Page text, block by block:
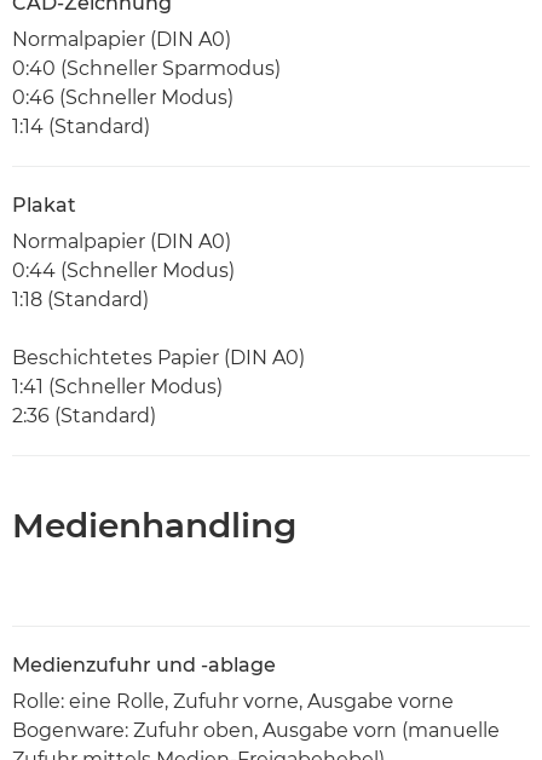
Normalpapier (DIN A0)
0:40 (Schneller Sparmodus)
0:46 (Schneller Modus)
1:14 (Standard)
Plakat
Normalpapier (DIN A0)
0:44 (Schneller Modus)
1:18 (Standard)
Beschichtetes Papier (DIN A0)
1:41 (Schneller Modus)
2:36 (Standard)
Medienhandling
Medienzufuhr und -ablage
Rolle: eine Rolle, Zufuhr vorne, Ausgabe vorne
Bogenware: Zufuhr oben, Ausgabe vorn (manuelle